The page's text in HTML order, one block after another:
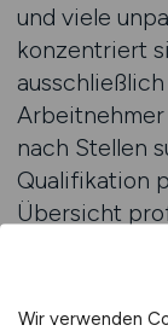
und viele
konzentriert
Arbeitnehmer
nach Stellen
Qualifikation
Übersicht
nicht nur
Perspektiven
Wir verwenden